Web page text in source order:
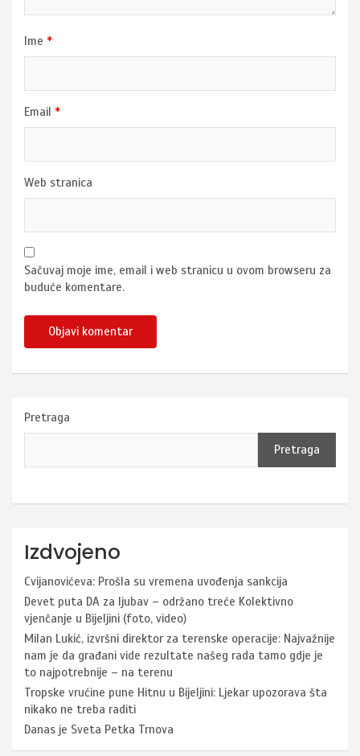
Ime *
Email *
Web stranica
Sačuvaj moje ime, email i web stranicu u ovom browseru za
buduće komentare.
Pretraga
Pretraga
Izdvojeno
Cvijanovićeva: Prošla su vremena uvođenja sankcija
Devet puta DA za ljubav – održano treće Kolektivno
vjenčanje u Bijeljini (foto, video)
Milan Lukić, izvršni direktor za terenske operacije: Najvažnije
nam je da građani vide rezultate našeg rada tamo gdje je
to najpotrebnije – na terenu
Tropske vrućine pune Hitnu u Bijeljini: Ljekar upozorava šta
nikako ne treba raditi
Danas je Sveta Petka Trnova